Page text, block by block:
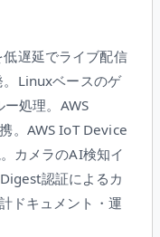
遅延でライブ配信
Linuxベースのゲ
処理。AWS
。AWS IoT Device
カメラのAI検知イ
認証によるカ
ドキュメント・運